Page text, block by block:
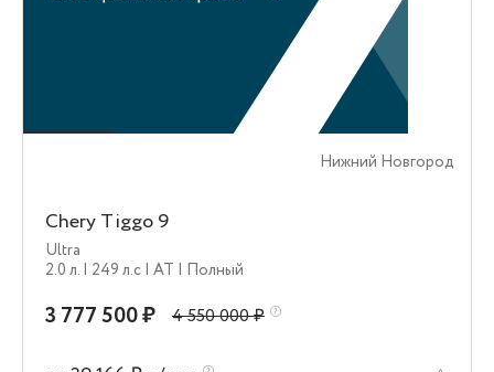
Нижний Новгород
Chery Tiggo 9
Ultra
2.0 л. | 249 л.c | AT | Полный
3 777 500 ₽ 4 550 000 ₽